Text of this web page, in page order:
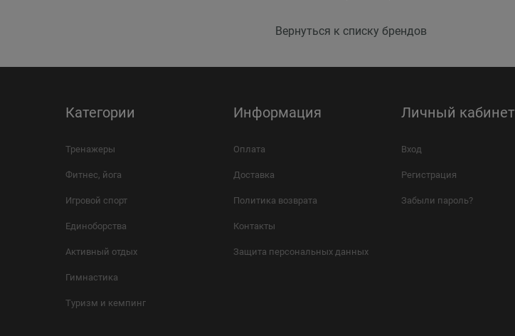
Вернуться к списку брендов
Категории
Тренажеры
Фитнес, йога
Игровой спорт
Единоборства
Активный отдых
Гимнастика
Туризм и кемпинг
Информация
Оплата
Доставка
Политика возврата
Контакты
Защита персональных данных
Личный кабинет
Вход
Регистрация
Забыли пароль?